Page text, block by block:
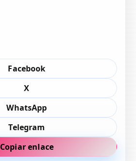
Facebook
X
WhatsApp
Telegram
Copiar enlace